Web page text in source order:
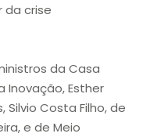
da crise
da Casa
Inovação, Esther
Silvio Costa Filho, de
e de Meio